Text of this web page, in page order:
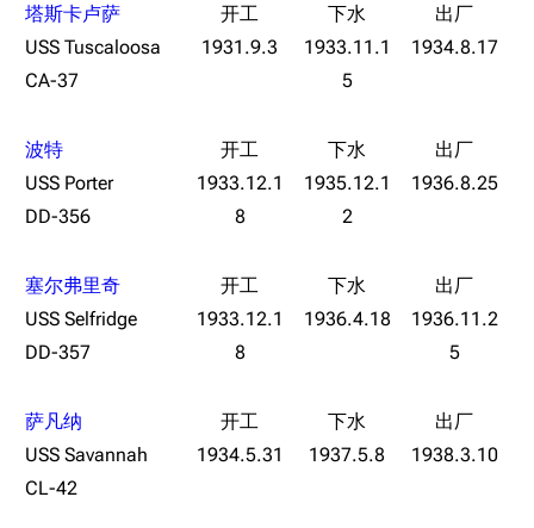
塔斯卡卢萨
USS Tuscaloosa
CA-37
1931.9.3
1933.11.1
5
1934.8.17
波特
USS Porter
DD-356
1933.12.1
8
1935.12.1
2
1936.8.25
塞尔弗里奇
USS Selfridge
DD-357
1933.12.1
8
1936.4.18
1936.11.2
5
萨凡纳
USS Savannah
CL-42
1934.5.31 1937.5.8 1938.3.10